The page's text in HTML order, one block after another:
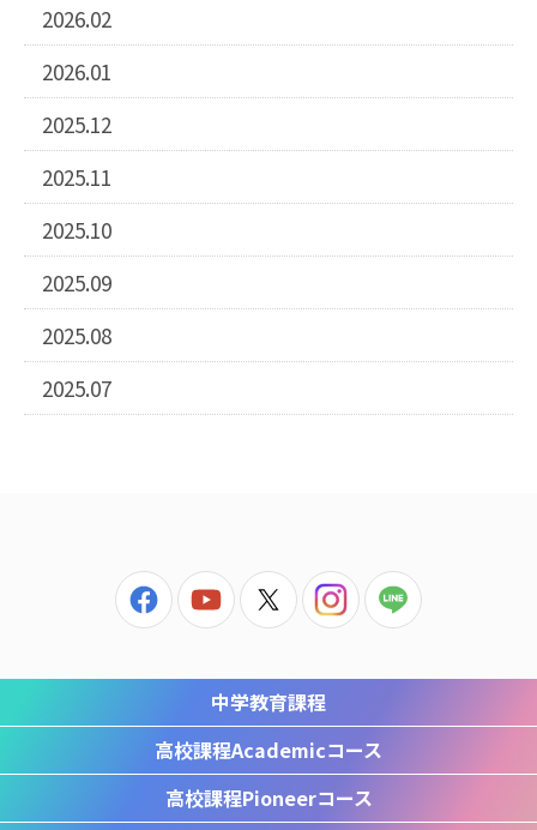
2026.02
2026.01
2025.12
2025.11
2025.10
2025.09
2025.08
2025.07
中学教育課程
高校課程Academicコース
高校課程Pioneerコース